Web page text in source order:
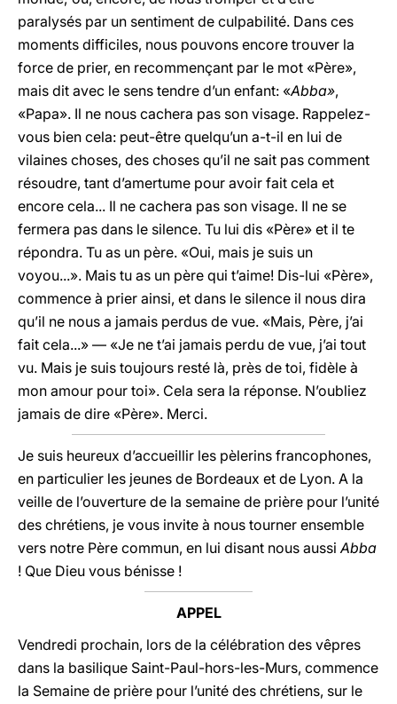
paralysés par un sentiment de culpabilité. Dans ces
moments difficiles, nous pouvons encore trouver la
force de prier, en recommençant par le mot «Père»,
mais dit avec le sens tendre d’un enfant: «Abba»,
«Papa». Il ne nous cachera pas son visage. Rappelez-
vous bien cela: peut-être quelqu’un a-t-il en lui de
vilaines choses, des choses qu’il ne sait pas comment
résoudre, tant d’amertume pour avoir fait cela et
encore cela... Il ne cachera pas son visage. Il ne se
fermera pas dans le silence. Tu lui dis «Père» et il te
répondra. Tu as un père. «Oui, mais je suis un
voyou...». Mais tu as un père qui t’aime! Dis-lui «Père»,
commence à prier ainsi, et dans le silence il nous dira
qu’il ne nous a jamais perdus de vue. «Mais, Père, j’ai
fait cela...» — «Je ne t’ai jamais perdu de vue, j’ai tout
vu. Mais je suis toujours resté là, près de toi, fidèle à
mon amour pour toi». Cela sera la réponse. N’oubliez
jamais de dire «Père». Merci.
Je suis heureux d’accueillir les pèlerins francophones,
en particulier les jeunes de Bordeaux et de Lyon. A la
veille de l’ouverture de la semaine de prière pour l’unité
des chrétiens, je vous invite à nous tourner ensemble
vers notre Père commun, en lui disant nous aussiAbba
! Que Dieu vous bénisse !
APPEL
Vendredi prochain, lors de la célébration des vêpres
dans la basilique Saint-Paul-hors-les-Murs, commence
la Semaine de prière pour l’unité des chrétiens, sur le